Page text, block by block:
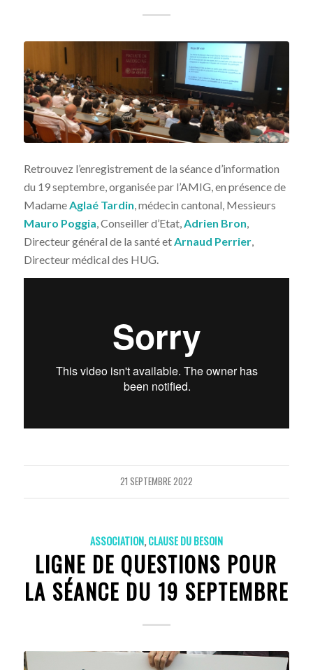
Retrouvez l’enregistrement de la séance d’information
du 19 septembre, organisée par l’AMIG, en présence de
Madame Aglaé Tardin , médecin cantonal, Messieurs
Mauro Poggia , Conseiller d’Etat, Adrien Bron
Directeur général de la santé et Arnaud Perrier,
Directeur médical des HUG.
21 SEPTEMBRE 2022
ASSOCIATION,CLAUSE DU BESOIN
LIGNE DE QUESTIONS POUR
LA SÉANCE DU 19 SEPTEMBRE